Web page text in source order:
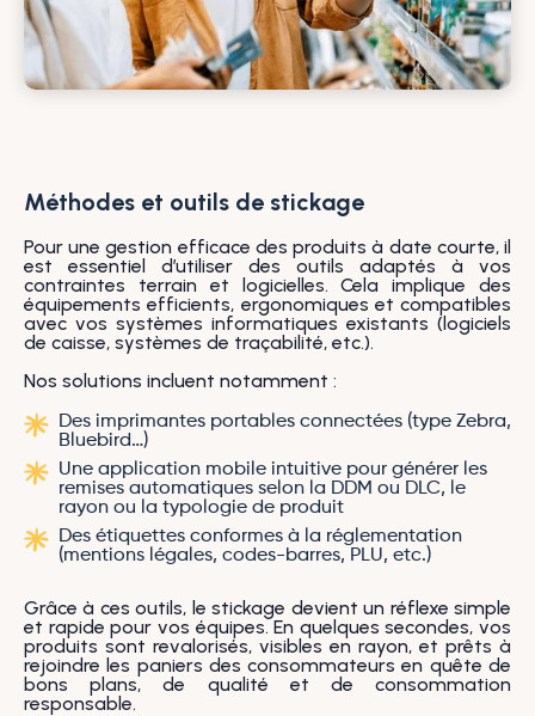
Méthodes et outils de stickage
Pour une gestion efficace des produits à date courte, il
est essentiel d’utiliser des outils adaptés à vos
contraintes terrain et logicielles. Cela implique des
équipements efficients, ergonomiques et compatibles
avec vos systèmes informatiques existants (logiciels
de caisse, systèmes de traçabilité, etc.).
Nos solutions incluent notamment :
Des imprimantes portables connectées (type Zebra,
Bluebird…)
Une application mobile intuitive pour générer les
remises automatiques selon la DDM ou DLC, le
rayon ou la typologie de produit
Des étiquettes conformes à la réglementation
(mentions légales, codes-barres, PLU, etc.)
Grâce à ces outils, le stickage devient un réflexe simple
et rapide pour vos équipes. En quelques secondes, vos
produits sont revalorisés, visibles en rayon, et prêts à
rejoindre les paniers des consommateurs en quête de
bons plans, de qualité et de consommation
responsable.